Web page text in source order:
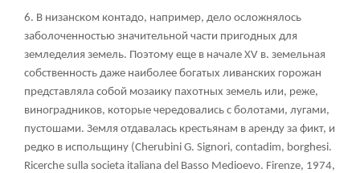
6. В низанском контадо, например, дело осложнялось
заболоченностью значительной части пригодных для
земледелия земель. Поэтому еще в начале XV в. земельная
собственность даже наиболее богатых ливанских горожан
представляла собой мозаику пахотных земель или, реже,
виноградников, которые чередовались с болотами, лугами,
пустошами. Земля отдавалась крестьянам в аренду за фикт, и
редко в испольщину (Cherubini G. Signori, contadim, borghesi.
Ricerche sulla societa italiana del Basso Medioevo. Firenze, 1974,